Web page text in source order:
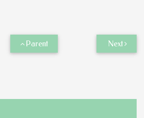
Parent Next